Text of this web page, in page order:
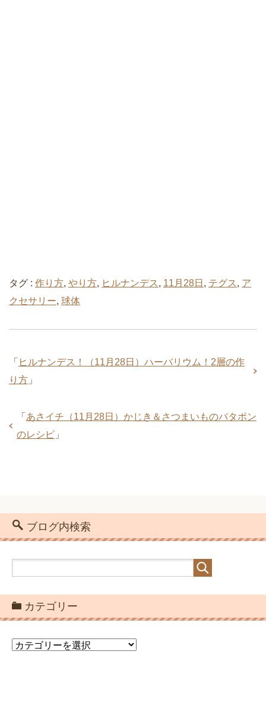
タグ : 作り方, やり方, ヒルナンデス , 11月28日 , テグス , ア
クセサリー, 球体
「 ヒルナンデス！（11月28日）ハーバリウム！2層の作
り方 」
「 あさイチ（11月28日）かじき＆さつまいものバタポン
のレシピ 」
ブログ内検索
カテゴリー
カ